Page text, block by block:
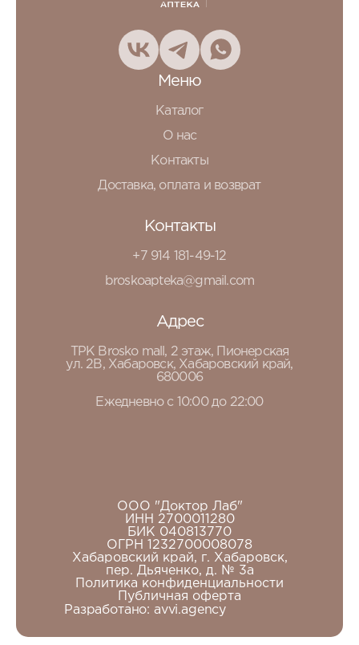
Меню
Каталог
О нас
Контакты
Доставка, оплата и возврат
Контакты
+7 914 181-49-12
broskoapteka@gmail.com
Адрес
ТРК Brosko mall, 2 этаж, Пионерская
ул. 2В, Хабаровск, Хабаровский край,
680006
Ежедневно с 10:00 до 22:00
ООО "Доктор Лаб"
ИНН 2700011280
БИК 040813770
ОГРН 1232700008078
Хабаровский край, г. Хабаровск,
пер. Дьяченко, д. № 3а
Политика конфиденциальности
Публичная оферта
Разработано: avvi.agency